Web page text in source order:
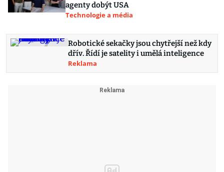
agenty dobýt USA
Technologie a média
Robotické sekačky jsou chytřejší než kdy
dřív. Řídí je satelity i umělá inteligence
Reklama